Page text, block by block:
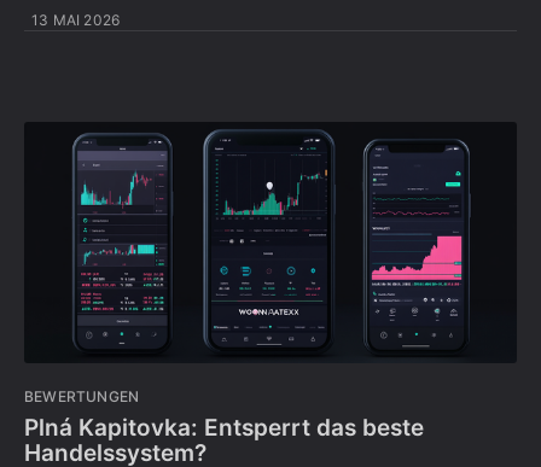
13 MAI 2026
BEWERTUNGEN
Plná Kapitovka: Entsperrt das beste
Handelssystem?